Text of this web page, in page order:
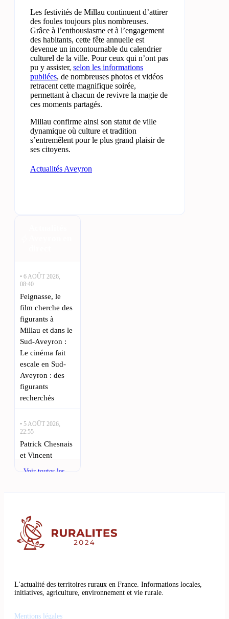
Les festivités de Millau continuent d’attirer
des foules toujours plus nombreuses.
Grâce à l’enthousiasme et à l’engagement
des habitants, cette fête annuelle est
devenue un incontournable du calendrier
culturel de la ville. Pour ceux qui n’ont pas
pu y assister, selon les informations
publiées, de nombreuses photos et vidéos
retracent cette magnifique soirée,
permettant à chacun de revivre la magie de
ces moments partagés.
Millau confirme ainsi son statut de ville
dynamique où culture et tradition
s’entremêlent pour le plus grand plaisir de
ses citoyens.
Actualités Aveyron
• 6 AOÛT 2026,
08:40
Feignasse, le
film cherche des
figurants à
Millau et dans le
Sud-Aveyron :
Le cinéma fait
escale en Sud-
Aveyron : des
figurants
recherchés
• 5 AOÛT 2026,
22:55
Patrick Chesnais
et Vincent
Aveyron
serviront de
Météo Millau :
des températures
ensoleillées ce
Voir toutes les
L'actualité des territoires ruraux en France. Informations locales,
initiatives, agriculture, environnement et vie rurale.
Mentions légales